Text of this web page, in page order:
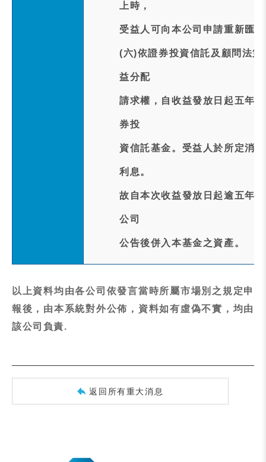
上時，
受益人可向本公司申請重新匯
(六)依證券投資信託及顧問法
益分配
請求權，自收益發放日起五年
券投
資信託基金。受益人於所定消
利息。
故自本次收益發放日起逾五年
公司
公告後併入本基金之資產。
以上資料均由各公司依發言當時所屬市場別之規定申
報後，由本系統對外公佈，資料如有虛偽不實，均由
該公司負責.
返回所有重大消息